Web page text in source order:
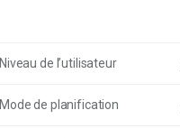
Niveau de l’utilisateur
Mode de planification